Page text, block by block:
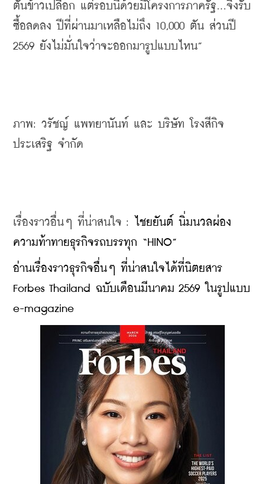
ตันข้าวเปลือก แต่รอบนี้ด้วยมีโครงการภาครัฐ...จึงรับ
ซื้อลดลง ปีที่ผ่านมาเหลือไม่ถึง 10,000 ตัน ส่วนปี
2569 ยังไม่มั่นใจว่าจะออกมารูปแบบไหน”
ภาพ: วรัชญ์ แพทยานันท์ และ บริษัท โรงสีกิจ
ประเสริฐ จำกัด
เรื่องราวอื่นๆ ที่น่าสนใจ :
ไชยยันต์ นิ่มนวลผ่อง
ความท้าทายธุรกิจรถบรรทุก “HINO”
อ่านเรื่องราวธุรกิจอื่นๆ ที่น่าสนใจได้ที่นิตยสาร
Forbes Thailand ฉบับเดือนมีนาคม 2569 ในรูปแบบ
e-magazine